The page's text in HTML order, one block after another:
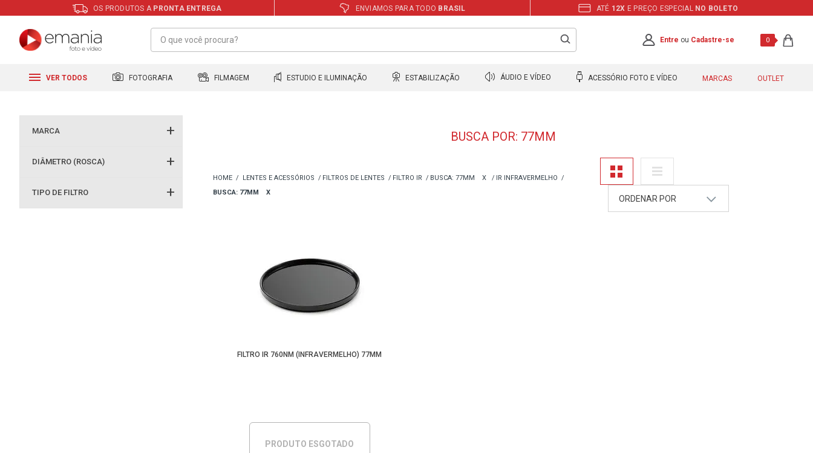
OS PRODUTOS A PRONTA ENTREGA ENVIAMOS PARA TODO BRASIL ATÉ 12X E PREÇO ESPECIAL NO BOLETO
Entre ou Cadastre-se 0
VER TODOS FOTOGRAFIA FILMAGEM ESTUDIO E ILUMINAÇÃO ESTABILIZAÇÃO ÁUDIO E VÍDEO ACESSÓRIO FOTO E VÍDEO MARCAS OUTLET
MARCA
DIÂMETRO (ROSCA)
TIPO DE FILTRO
BUSCA POR: 77MM
LENTES E ACESSÓRIOS FILTROS DE LENTES FILTRO IR BUSCA: 77MM X
IR INFRAVERMELHO
BUSCA: 77MM
X
ORDENAR POR
FILTRO IR 760NM (INFRAVERMELHO) 77MM
PRODUTO ESGOTADO